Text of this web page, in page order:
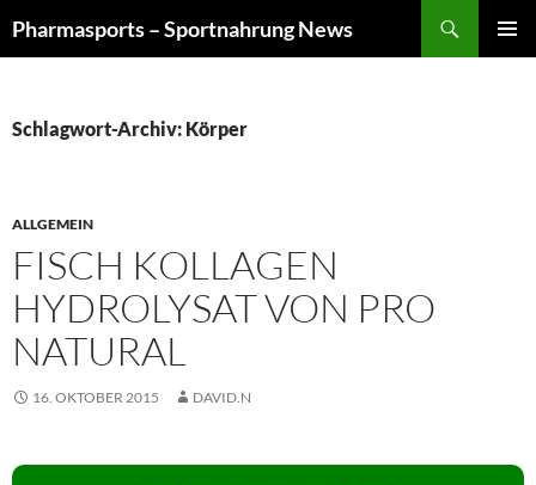
Inhalt
Pharmasports – Sportnahrung News
Schlagwort-Archiv: Körper
ALLGEMEIN
FISCH KOLLAGEN
HYDROLYSAT VON PRO
NATURAL
16. OKTOBER 2015 DAVID.N